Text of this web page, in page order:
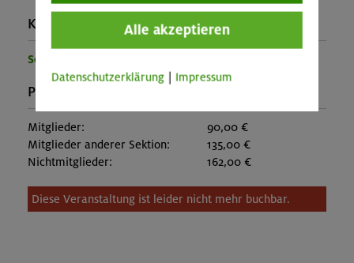
Kontakt Veranstalter:
Sektion München
Preise:
Mitglieder:
90,00 €
Mitglieder anderer Sektion:
135,00 €
Nichtmitglieder:
162,00 €
Diese Veranstaltung ist leider nicht mehr buchbar.
Alle akzeptieren
Datenschutzerklärung Impressum